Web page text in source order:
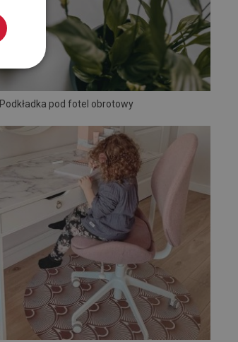
Podkładka pod fotel obrotowy